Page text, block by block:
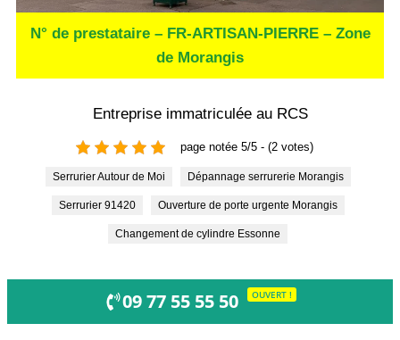
N° de prestataire – FR-ARTISAN-PIERRE – Zone
de Morangis
Entreprise immatriculée au RCS
page notée 5/5 - (2 votes)
Serrurier Autour de Moi Dépannage serrurerie Morangis
Serrurier 91420 Ouverture de porte urgente Morangis
Changement de cylindre Essonne
09 77 55 55 50 OUVERT !